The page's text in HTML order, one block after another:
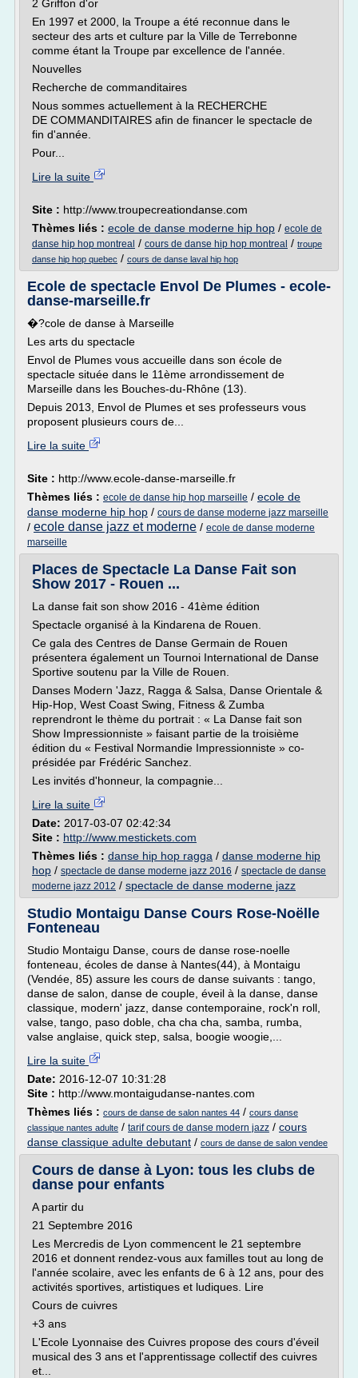
2 Griffon d'or
En 1997 et 2000, la Troupe a été reconnue dans le
secteur des arts et culture par la Ville de Terrebonne
comme étant la Troupe par excellence de l'année.
Nouvelles
Recherche de commanditaires
Nous sommes actuellement à la RECHERCHE
DE COMMANDITAIRES afin de financer le spectacle de
fin d'année.
Pour...
Lire la suite
Site : http://www.troupecreationdanse.com
Thèmes liés : ecole de danse moderne hip hop / ecole de
danse hip hop montreal / cours de danse hip hop montreal / troupe
danse hip hop quebec / cours de danse laval hip hop
Ecole de spectacle Envol De Plumes - ecole-
danse-marseille.fr
�?cole de danse à Marseille
Les arts du spectacle
Envol de Plumes vous accueille dans son école de
spectacle située dans le 11ème arrondissement de
Marseille dans les Bouches-du-Rhône (13).
Depuis 2013, Envol de Plumes et ses professeurs vous
proposent plusieurs cours de...
Lire la suite
Site : http://www.ecole-danse-marseille.fr
Thèmes liés : ecole de danse hip hop marseille / ecole de
danse moderne hip hop / cours de danse moderne jazz marseille
/ ecole danse jazz et moderne / ecole de danse moderne
marseille
Places de Spectacle La Danse Fait son
Show 2017 - Rouen ...
La danse fait son show 2016 - 41ème édition
Spectacle organisé à la Kindarena de Rouen.
Ce gala des Centres de Danse Germain de Rouen
présentera également un Tournoi International de Danse
Sportive soutenu par la Ville de Rouen.
Danses Modern 'Jazz, Ragga & Salsa, Danse Orientale &
Hip-Hop, West Coast Swing, Fitness & Zumba
reprendront le thème du portrait : « La Danse fait son
Show Impressionniste » faisant partie de la troisième
édition du « Festival Normandie Impressionniste » co-
présidée par Frédéric Sanchez.
Les invités d'honneur, la compagnie...
Lire la suite
Date: 2017-03-07 02:42:34
Site : http://www.mestickets.com
Thèmes liés : danse hip hop ragga / danse moderne hip
hop / spectacle de danse moderne jazz 2016 / spectacle de danse
moderne jazz 2012 / spectacle de danse moderne jazz
Studio Montaigu Danse Cours Rose-Noëlle
Fonteneau
Studio Montaigu Danse, cours de danse rose-noelle
fonteneau, écoles de danse à Nantes(44), à Montaigu
(Vendée, 85) assure les cours de danse suivants : tango,
danse de salon, danse de couple, éveil à la danse, danse
classique, modern' jazz, danse contemporaine, rock'n roll,
valse, tango, paso doble, cha cha cha, samba, rumba,
valse anglaise, quick step, salsa, boogie woogie,...
Lire la suite
Date: 2016-12-07 10:31:28
Site : http://www.montaigudanse-nantes.com
Thèmes liés : cours de danse de salon nantes 44 / cours danse
classique nantes adulte / tarif cours de danse modern jazz / cours
danse classique adulte debutant / cours de danse de salon vendee
Cours de danse à Lyon: tous les clubs de
danse pour enfants
A partir du
21 Septembre 2016
Les Mercredis de Lyon commencent le 21 septembre
2016 et donnent rendez-vous aux familles tout au long de
l'année scolaire, avec les enfants de 6 à 12 ans, pour des
activités sportives, artistiques et ludiques. Lire
Cours de cuivres
+3 ans
L'Ecole Lyonnaise des Cuivres propose des cours d'éveil
musical des 3 ans et l'apprentissage collectif des cuivres
et...